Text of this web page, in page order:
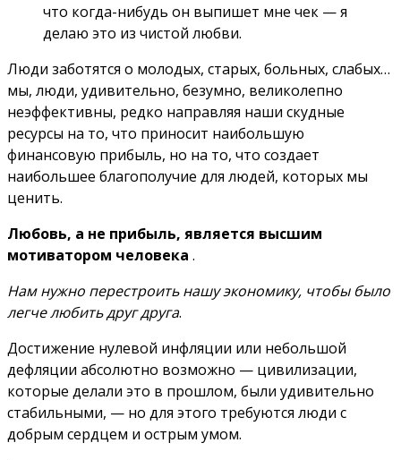
что когда-нибудь он выпишет мне чек — я
делаю это из чистой любви.
Люди заботятся о молодых, старых, больных, слабых…
мы, люди, удивительно, безумно, великолепно
неэффективны, редко направляя наши скудные
ресурсы на то, что приносит наибольшую
финансовую прибыль, но на то, что создает
наибольшее благополучие для людей, которых мы
ценить.
Любовь, а не прибыль, является высшим
мотиватором человека .
Нам нужно перестроить нашу экономику, чтобы было
легче любить друг друга.
Достижение нулевой инфляции или небольшой
дефляции абсолютно возможно — цивилизации,
которые делали это в прошлом, были удивительно
стабильными, — но для этого требуются люди с
добрым сердцем и острым умом.